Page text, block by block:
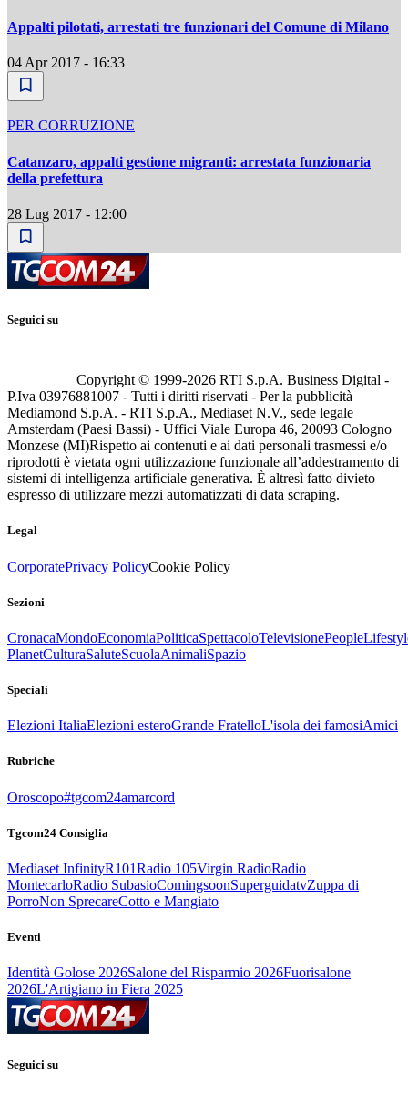
Appalti pilotati, arrestati tre funzionari del Comune di Milano
04 Apr 2017 - 16:33
PER CORRUZIONE
Catanzaro, appalti gestione migranti: arrestata funzionaria
della prefettura
28 Lug 2017 - 12:00
Seguici su
Copyright © 1999-2026 RTI S.p.A. Business Digital -
P.Iva 03976881007 - Tutti i diritti riservati - Per la pubblicità
Mediamond S.p.A. - RTI S.p.A., Mediaset N.V., sede legale
Amsterdam (Paesi Bassi) - Uffici Viale Europa 46, 20093 Cologno
Monzese (MI)Rispetto ai contenuti e ai dati personali trasmessi e/o
riprodotti è vietata ogni utilizzazione funzionale all’addestramento di
sistemi di intelligenza artificiale generativa. È altresì fatto divieto
espresso di utilizzare mezzi automatizzati di data scraping.
Legal
CorporatePrivacy PolicyCookie Policy
Sezioni
CronacaMondoEconomiaPoliticaSpettacoloTelevisionePeople
PlanetCulturaSaluteScuolaAnimaliSpazio
Speciali
Elezioni ItaliaElezioni esteroGrande FratelloL'isola dei famosiAmici
Rubriche
Oroscopo#tgcom24amarcord
Tgcom24 Consiglia
Mediaset InfinityR101Radio 105Virgin RadioRadio
MontecarloRadio SubasioComingsoonSuperguidatvZuppa di
PorroNon SprecareCotto e Mangiato
Eventi
Identità Golose 2026Salone del Risparmio 2026Fuorisalone
2026L'Artigiano in Fiera 2025
Seguici su